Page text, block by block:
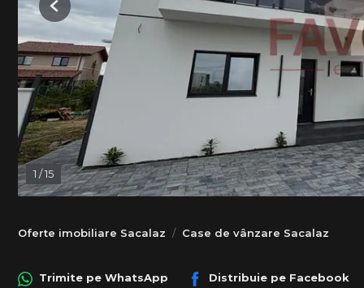
1 /15
Previous
Oferte imobiliare Sacalaz Case de vânzare Sacalaz
Trimite pe WhatsApp Distribuie pe Facebook